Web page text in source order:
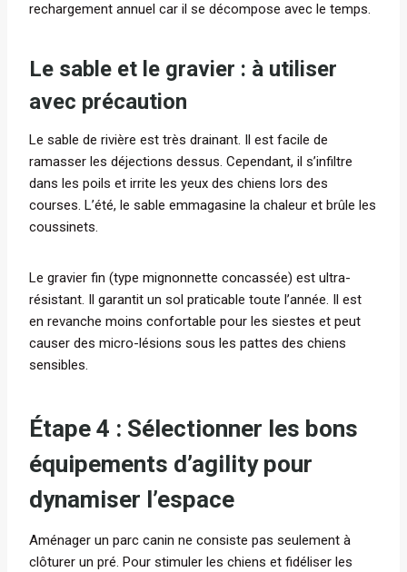
rechargement annuel car il se décompose avec le temps.
Le sable et le gravier : à utiliser
avec précaution
Le sable de rivière est très drainant. Il est facile de
ramasser les déjections dessus. Cependant, il s’infiltre
dans les poils et irrite les yeux des chiens lors des
courses. L’été, le sable emmagasine la chaleur et brûle les
coussinets.
Le gravier fin (type mignonnette concassée) est ultra-
résistant. Il garantit un sol praticable toute l’année. Il est
en revanche moins confortable pour les siestes et peut
causer des micro-lésions sous les pattes des chiens
sensibles.
Étape 4 : Sélectionner les bons
équipements d’agility pour
dynamiser l’espace
Aménager un parc canin ne consiste pas seulement à
clôturer un pré. Pour stimuler les chiens et fidéliser les